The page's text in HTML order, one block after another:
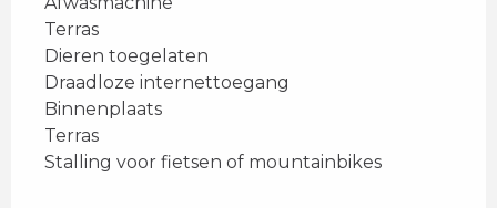
Terras
Dieren toegelaten
Draadloze internettoegang
Binnenplaats
Terras
Stalling voor fietsen of mountainbikes